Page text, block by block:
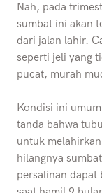
Nah, pada
sumbat ini akan
dari jalan lahir.
seperti jeli yang
pucat, murah
Kondisi ini
tanda bahwa
untuk
hilangnya
persalinan